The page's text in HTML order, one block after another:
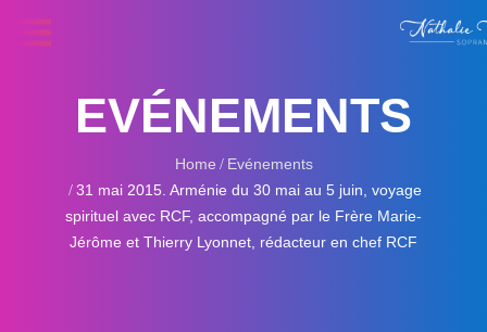
EVÉNEMENTS
Home
Evénements
31 mai 2015. Arménie du 30 mai au 5 juin, voyage
spirituel avec RCF, accompagné par le Frère Marie-
Jérôme et Thierry Lyonnet, rédacteur en chef RCF